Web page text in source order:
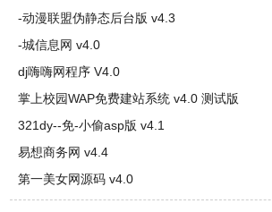
-动漫联盟伪静态后台版 v4.3
-城信息网 v4.0
dj嗨嗨网程序 V4.0
掌上校园WAP免费建站系统 v4.0 测试版
321dy--免-小偷asp版 v4.1
易想商务网 v4.4
第一美女网源码 v4.0